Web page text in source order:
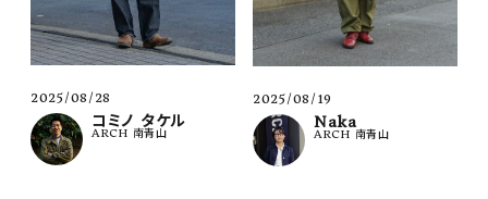
2025/08/28
コミノ タケル
ARCH 南青山
2025/08/19
Naka
ARCH 南青山